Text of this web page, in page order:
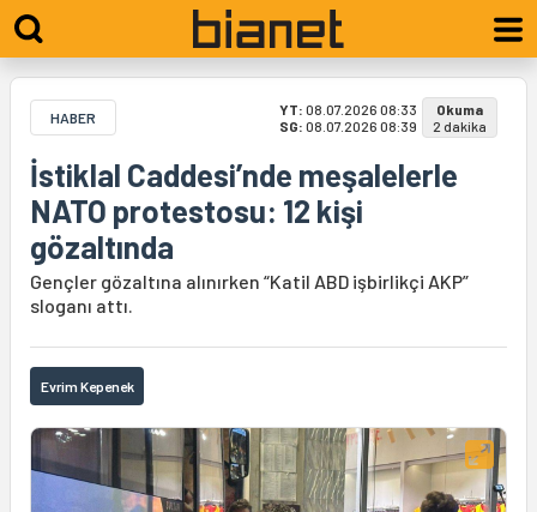
HABER YT: 08.07.2026 08:33
SG: 08.07.2026 08:39
Okuma
2 dakika
İstiklal Caddesi’nde meşalelerle
NATO protestosu: 12 kişi
gözaltında
Gençler gözaltına alınırken “Katil ABD işbirlikçi AKP”
sloganı attı.
Evrim Kepenek